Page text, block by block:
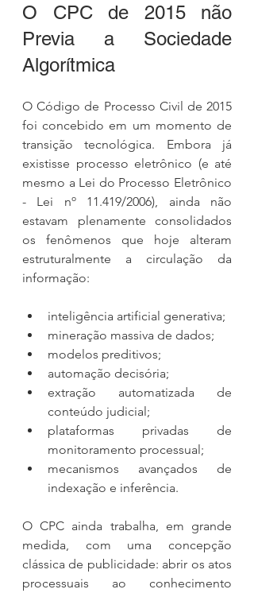
O CPC de 2015 não
Previa a Sociedade
Algorítmica
O Código de Processo Civil de 2015
foi concebido em um momento de
transição tecnológica. Embora já
existisse processo eletrônico (e até
mesmo a Lei do Processo Eletrônico
- Lei nº 11.419/2006), ainda não
estavam plenamente consolidados
os fenômenos que hoje alteram
estruturalmente a circulação da
informação:
inteligência artificial generativa;
mineração massiva de dados;
modelos preditivos;
automação decisória;
extração automatizada de
conteúdo judicial;
plataformas privadas de
monitoramento processual;
mecanismos avançados de
indexação e inferência.
O CPC ainda trabalha, em grande
medida, com uma concepção
clássica de publicidade: abrir os atos
processuais ao conhecimento